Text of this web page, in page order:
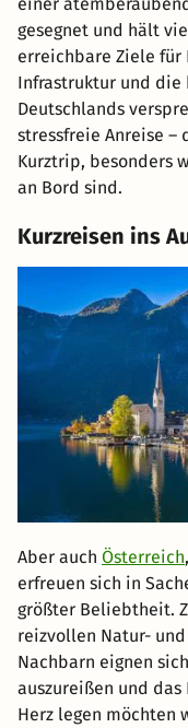
einer
gesegnet und hält
erreichbare Ziele für
Infrastruktur und die
Deutschlands
stressfreie Anreise –
Kurztrip, besonders
an Bord sind.
Kurzreisen ins
Aber auch Österreich,
erfreuen sich in
größter Beliebtheit.
reizvollen Natur-
Nachbarn eignen
auszureißen und das
Herz legen möchten